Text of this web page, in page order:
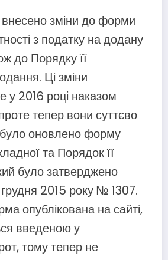
зміни до форми
з податку на додану
до Порядку її
Ці зміни
у 2016 році наказом
тепер вони суттєво
було оновлено форму
та Порядок її
було затверджено
2015 року № 1307.
опублікована на сайті,
введеною у
тому тепер не